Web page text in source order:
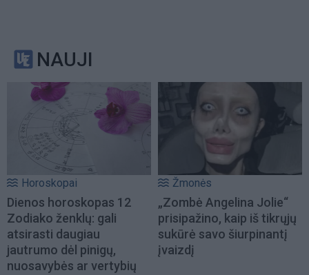
NAUJI
Horoskopai
Dienos horoskopas 12
Zodiako ženklų: gali
atsirasti daugiau
jautrumo dėl pinigų,
nuosavybės ar vertybių
Žmonės
„Zombė Angelina Jolie“
prisipažino, kaip iš tikrųjų
sukūrė savo šiurpinantį
įvaizdį